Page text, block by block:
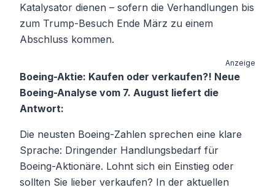
Katalysator dienen – sofern die Verhandlungen bis
zum Trump-Besuch Ende März zu einem
Abschluss kommen.
Anzeige
Boeing-Aktie: Kaufen oder verkaufen?! Neue
Boeing-Analyse vom 7. August liefert die
Antwort:
Die neusten Boeing-Zahlen sprechen eine klare
Sprache: Dringender Handlungsbedarf für
Boeing-Aktionäre. Lohnt sich ein Einstieg oder
sollten Sie lieber verkaufen? In der aktuellen